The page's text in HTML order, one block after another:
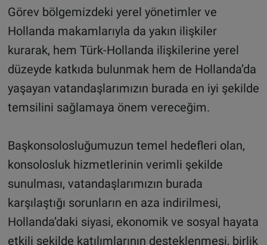
Görev bölgemizdeki yerel yönetimler ve
Hollanda makamlarıyla da yakın ilişkiler
kurarak, hem Türk-Hollanda ilişkilerine yerel
düzeyde katkıda bulunmak hem de Hollanda’da
yaşayan vatandaşlarımızın burada en iyi şekilde
temsilini sağlamaya önem vereceğim.
Başkonsolosluğumuzun temel hedefleri olan,
konsolosluk hizmetlerinin verimli şekilde
sunulması, vatandaşlarımızın burada
karşılaştığı sorunların en aza indirilmesi,
Hollanda’daki siyasi, ekonomik ve sosyal hayata
etkili şekilde katılımlarının desteklenmesi, birlik